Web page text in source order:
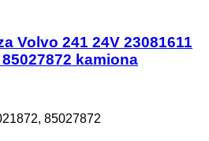
Volvo 241 24V 23081611
kamiona
85027872